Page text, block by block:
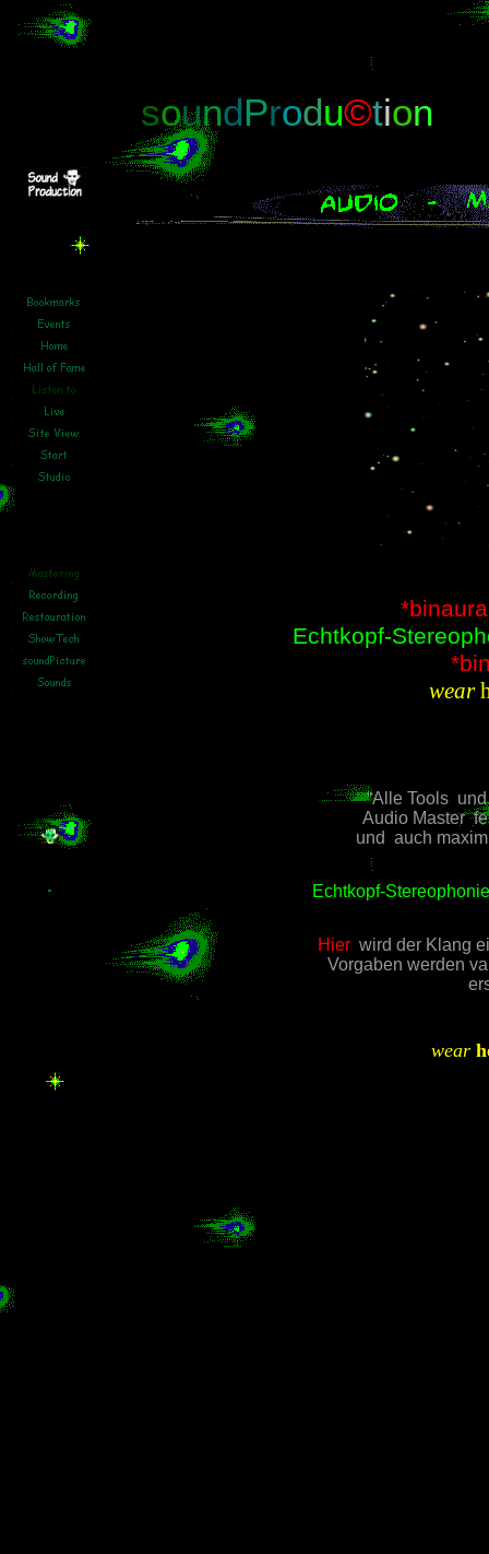
soundProdu©tion
Echtkopf-
wear
“Alle Tools
Audio Master
und auch
Echtkopf-
Hier wird der Klang
Vorgaben werden
wear